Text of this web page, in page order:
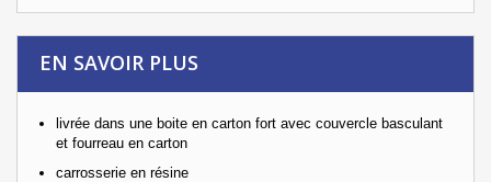
EN SAVOIR PLUS
livrée dans une boite en carton fort avec couvercle basculant
et fourreau en carton
carrosserie en résine